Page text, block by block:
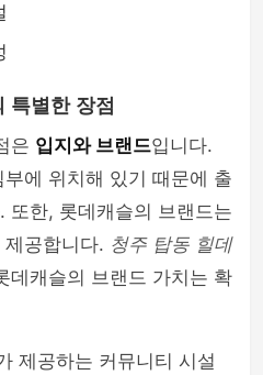
특별한 장점
은 입지와 브랜드입니다.
에 위치해 있기 때문에 출
또한, 롯데캐슬의 브랜드는
공합니다. 청주 탑동 힐데
데캐슬의 브랜드 가치는 확
제공하는 커뮤니티 시설